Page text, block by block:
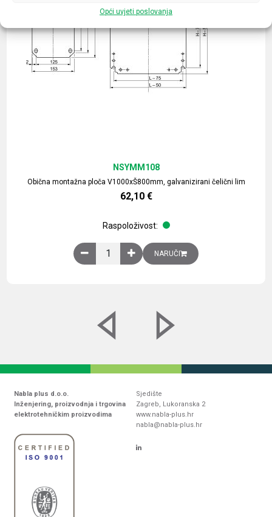
Opći uvjeti poslovanja
Obična montažna ploča V1000xŠ800mm, galvanizirani čelični lim
NSYMM108
62,10 €
Raspoloživost:
Obična montažna ploča V1000xŠ800mm,
NARUČI
Nabla plus d.o.o.
Inženjering, proizvodnja i trgovina
elektrotehničkim proizvodima
Sjedište
Zagreb, Lukoranska 2
www.nabla-plus.hr
nabla@nabla-plus.hr